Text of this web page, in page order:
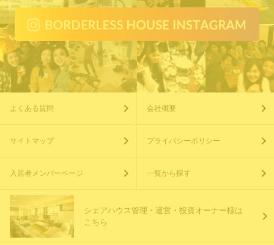
よくある質問 会社概要
サイトマップ プライバシーポリシー
入居者メンバーページ 一覧から探す
シェアハウス管理・運営・投資オーナー様は
こちら